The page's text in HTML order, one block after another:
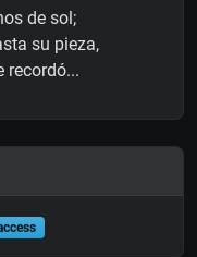
de sol;
su pieza,
recordó...